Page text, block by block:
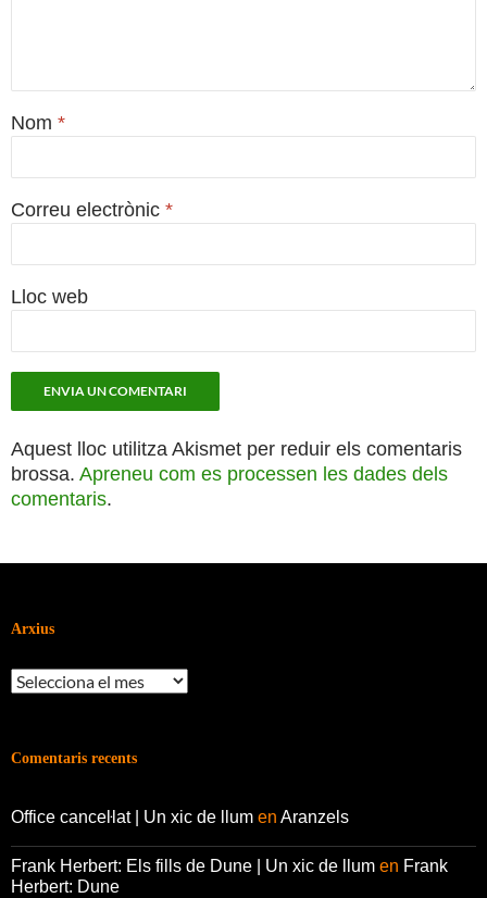
Nom *
Correu electrònic *
Lloc web
Aquest lloc utilitza Akismet per reduir els comentaris
brossa. Apreneu com es processen les dades dels
comentaris.
Arxius
Arxius
Comentaris recents
Office canceŀlat | Un xic de llum en Aranzels
Frank Herbert: Els fills de Dune | Un xic de llum en Frank
Herbert: Dune